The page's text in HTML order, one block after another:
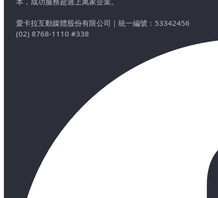
愛卡拉互動媒體股份有限公司 ｜ 統一編號：53342456
(02) 8768-1110 #338